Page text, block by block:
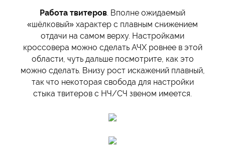
Работа твитеров . Вполне ожидаемый
«шёлковый» характер с плавным снижением
отдачи на самом верху. Настройками
кроссовера можно сделать АЧХ ровнее в этой
области, чуть дальше посмотрите, как это
можно сделать. Внизу рост искажений плавный,
так что некоторая свобода для настройки
стыка твитеров с НЧ/СЧ звеном имеется.